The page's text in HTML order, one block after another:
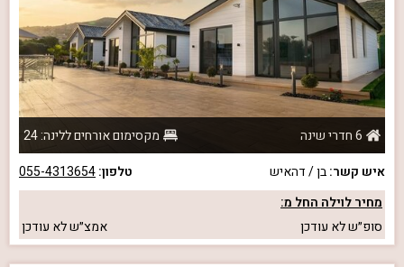
6 חדרי שינה
מקסימום אורחים ללינה: 24
איש קשר:בן / דהאיש טלפון:055-4313654
מחיר לוילה החל מ:
סופ״שלא עודכן אמצ״שלא עודכן